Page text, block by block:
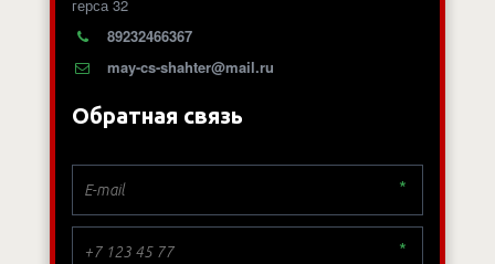
герса 32
89232466367
may-cs-shahter@mail.ru
Обратная связь
*
*